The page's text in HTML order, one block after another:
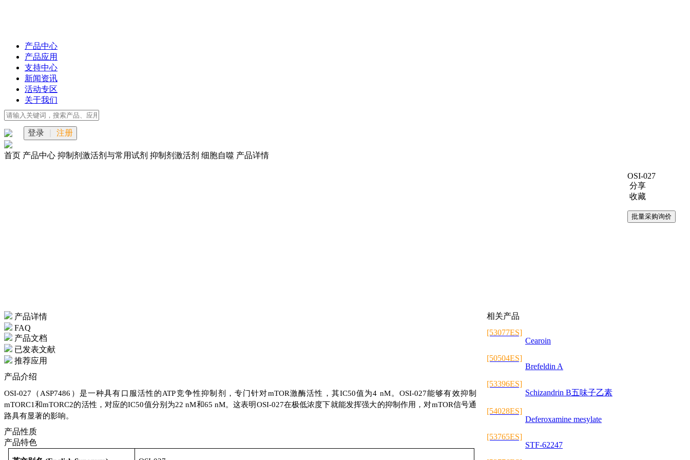
产品中心
产品应用
支持中心
新闻资讯
活动专区
关于我们
登录 注册
首页 产品中心 抑制剂激活剂与常用试剂 抑制剂激活剂 细胞自噬 产品详情
OSI-027
分享
收藏
批量采购询价
产品详情
FAQ
产品文档
已发表文献
推荐应用
产品介绍
OSI-027（ASP7486）是一种具有口服活性的ATP竞争性抑制剂，专门针对mTOR激酶活性，其IC50值为4 nM。OSI-027能够有效抑制
mTORC1和mTORC2的活性，对应的IC50值分别为22 nM和65 nM。这表明OSI-027在极低浓度下就能发挥强大的抑制作用，对mTOR信号通
路具有显著的影响。
产品性质
产品特色
相关产品
[53077ES]
Cearoin
[50504ES]
Brefeldin A
[53396ES]
Schizandrin B五味子乙素
[54028ES]
Deferoxamine mesylate
[53765ES]
STF-62247